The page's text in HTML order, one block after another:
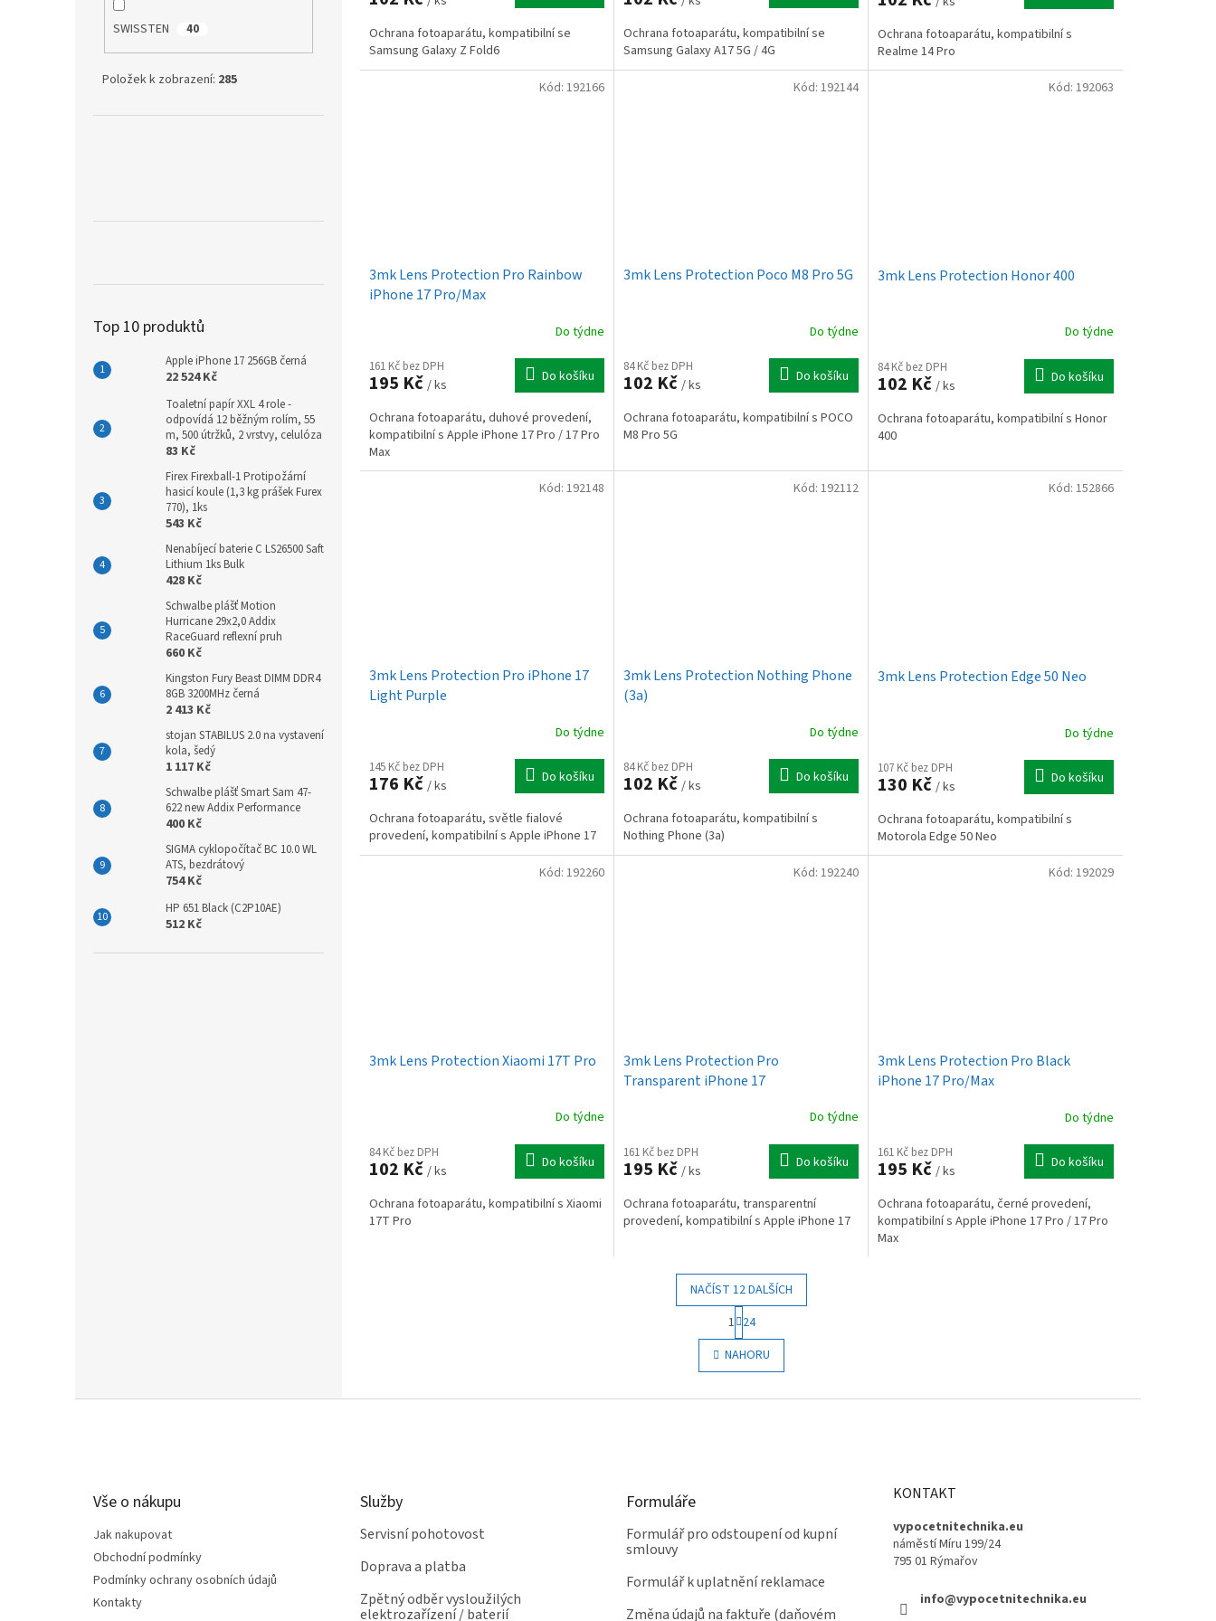
SWISSTEN 40
Položek k zobrazení: 285
Top 10 produktů
Apple iPhone 17 256GB černá
22 524 Kč
Toaletní papír XXL 4 role -
odpovídá 12 běžným rolím, 55
m, 500 útržků, 2 vrstvy, celulóza
83 Kč
Firex Firexball-1 Protipožární
hasicí koule (1,3 kg prášek Furex
770), 1ks
543 Kč
Nenabíjecí baterie C LS26500 Saft
Lithium 1ks Bulk
428 Kč
Schwalbe plášť Motion
Hurricane 29x2,0 Addix
RaceGuard reflexní pruh
660 Kč
Kingston Fury Beast DIMM DDR4
8GB 3200MHz černá
2 413 Kč
stojan STABILUS 2.0 na vystavení
kola, šedý
1 117 Kč
Schwalbe plášť Smart Sam 47-
622 new Addix Performance
400 Kč
SIGMA cyklopočítač BC 10.0 WL
ATS, bezdrátový
754 Kč
HP 651 Black (C2P10AE)
512 Kč
Ochrana fotoaparátu, kompatibilní se
Samsung Galaxy Z Fold6
Ochrana fotoaparátu, kompatibilní se
Samsung Galaxy A17 5G / 4G
Ochrana fotoaparátu, kompatibilní s
Realme 14 Pro
3mk Lens Protection Pro Rainbow
iPhone 17 Pro/Max
Do týdne
161 Kč bez DPH
195 Kč / ks Do košíku
Ochrana fotoaparátu, duhové provedení,
kompatibilní s Apple iPhone 17 Pro / 17 Pro
Max
Kód: 192166
3mk Lens Protection Poco M8 Pro 5G
Do týdne
84 Kč bez DPH
102 Kč / ks Do košíku
Ochrana fotoaparátu, kompatibilní s POCO
M8 Pro 5G
Kód: 192144
3mk Lens Protection Honor 400
Do týdne
84 Kč bez DPH
102 Kč / ks Do košíku
Ochrana fotoaparátu, kompatibilní s Honor
400
Kód: 192063
3mk Lens Protection Pro iPhone 17
Light Purple
Do týdne
145 Kč bez DPH
176 Kč / ks Do košíku
Ochrana fotoaparátu, světle fialové
provedení, kompatibilní s Apple iPhone 17
Kód: 192148
3mk Lens Protection Nothing Phone
(3a)
Do týdne
84 Kč bez DPH
102 Kč / ks Do košíku
Ochrana fotoaparátu, kompatibilní s
Nothing Phone (3a)
Kód: 192112
3mk Lens Protection Edge 50 Neo
Do týdne
107 Kč bez DPH
130 Kč / ks Do košíku
Ochrana fotoaparátu, kompatibilní s
Motorola Edge 50 Neo
Kód: 152866
3mk Lens Protection Xiaomi 17T Pro
Do týdne
84 Kč bez DPH
102 Kč / ks Do košíku
Ochrana fotoaparátu, kompatibilní s Xiaomi
17T Pro
Kód: 192260
3mk Lens Protection Pro
Transparent iPhone 17
Do týdne
161 Kč bez DPH
195 Kč / ks Do košíku
Ochrana fotoaparátu, transparentní
provedení, kompatibilní s Apple iPhone 17
Kód: 192240
3mk Lens Protection Pro Black
iPhone 17 Pro/Max
Do týdne
161 Kč bez DPH
195 Kč / ks Do košíku
Ochrana fotoaparátu, černé provedení,
kompatibilní s Apple iPhone 17 Pro / 17 Pro
Max
Kód: 192029
O
v
l
d
y
ý
p
NAČÍST 12 DALŠÍCH
S
t
r
á
n
o
1 24
NAHORU
Vše o nákupu
Jak nakupovat
Obchodní podmínky
Podmínky ochrany osobních údajů
Kontakty
Služby
Servisní pohotovost
Doprava a platba
Zpětný odběr vysloužilých
elektrozařízení / baterií
Formuláře
Formulář pro odstoupení od kupní
smlouvy
Formulář k uplatnění reklamace
Změna údajů na faktuře (daňovém
KONTAKT
vypocetnitechnika.eu
náměstí Míru 199/24
795 01 Rýmařov
info@vypocetnitechnika.eu